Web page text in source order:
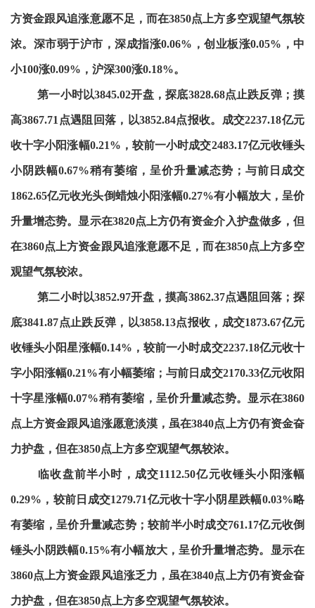
方资金跟风追涨意愿不足，而在3850点上方多空观望气氛较
浓。深市弱于沪市，深成指涨0.06%，创业板涨0.05%，中
小100涨0.09%，沪深300涨0.18%。
第一小时以3845.02开盘，探底3828.68点止跌反弹；摸
高3867.71点遇阻回落，以3852.84点报收。成交2237.18亿元
收十字小阳涨幅0.21%，较前一小时成交2483.17亿元收锤头
小阴跌幅0.67%稍有萎缩，呈价升量减态势；与前日成交
1862.65亿元收光头倒蜡烛小阳涨幅0.27%有小幅放大，呈价
升量增态势。显示在3820点上方仍有资金介入护盘做多，但
在3860点上方资金跟风追涨意愿不足，而在3850点上方多空
观望气氛较浓。
第二小时以3852.97开盘，摸高3862.37点遇阻回落；探
底3841.87点止跌反弹，以3858.13点报收，成交1873.67亿元
收锤头小阳星涨幅0.14%，较前一小时成交2237.18亿元收十
字小阳涨幅0.21%有小幅萎缩；与前日成交2170.33亿元收阳
十字星涨幅0.07%稍有萎缩，呈价升量减态势。显示在3860
点上方资金跟风追涨愿意淡漠，虽在3840点上方仍有资金奋
力护盘，但在3850点上方多空观望气氛较浓。
临收盘前半小时，成交1112.50亿元收锤头小阳涨幅
0.29%，较前日成交1279.71亿元收十字小阴星跌幅0.03%略
有萎缩，呈价升量减态势；较前半小时成交761.17亿元收倒
锤头小阴跌幅0.15%有小幅放大，呈价升量增态势。显示在
3860点上方资金跟风追涨乏力，虽在3840点上方仍有资金奋
力护盘，但在3850点上方多空观望气氛较浓。